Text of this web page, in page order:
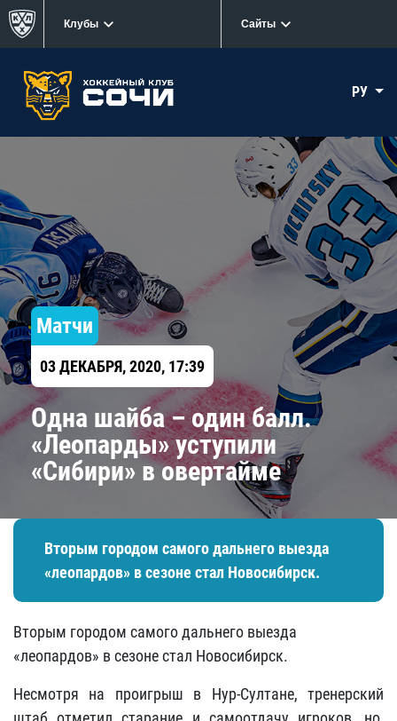
Клубы Сайты
РУ
Матчи
03 ДЕКАБРЯ, 2020, 17:39
Одна шайба – один балл.
«Леопарды» уступили
«Сибири» в овертайме
Вторым городом самого дальнего выезда
«леопардов» в сезоне стал Новосибирск.
Вторым городом самого дальнего выезда
«леопардов» в сезоне стал Новосибирск.
Несмотря на проигрыш в Нур-Султане, тренерский